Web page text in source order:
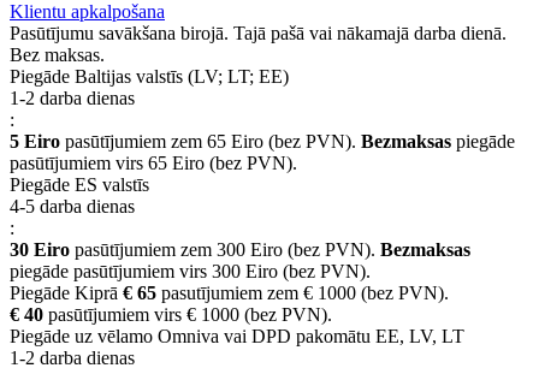
Klientu apkalpošana
Pasūtījumu savākšana birojā. Tajā pašā vai nākamajā darba dienā.
Bez maksas.
Piegāde Baltijas valstīs (LV; LT; EE)
1-2 darba dienas
:
5 Eiro pasūtījumiem zem 65 Eiro (bez PVN). Bezmaksas piegāde
pasūtījumiem virs 65 Eiro (bez PVN).
Piegāde ES valstīs
4-5 darba dienas
:
30 Eiro pasūtījumiem zem 300 Eiro (bez PVN). Bezmaksas
piegāde pasūtījumiem virs 300 Eiro (bez PVN).
Piegāde Kiprā € 65 pasutījumiem zem € 1000 (bez PVN).
€ 40 pasūtījumiem virs € 1000 (bez PVN).
Piegāde uz vēlamo Omniva vai DPD pakomātu EE, LV, LT
1-2 darba dienas